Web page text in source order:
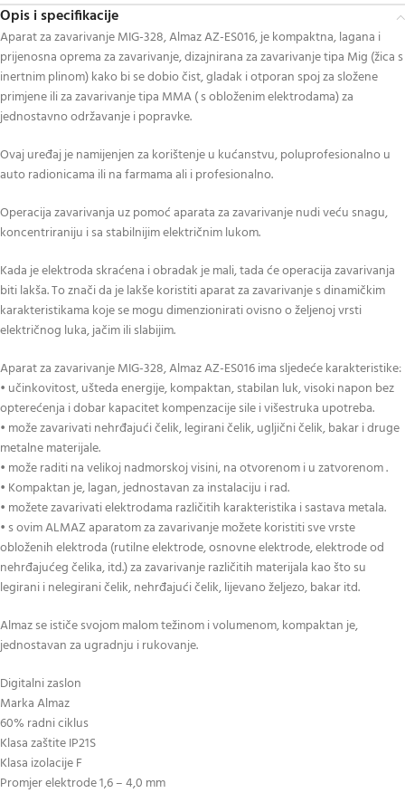
Opis i specifikacije
Aparat za zavarivanje MIG-328, Almaz AZ-ES016, je kompaktna, lagana i
prijenosna oprema za zavarivanje, dizajnirana za zavarivanje tipa Mig (žica s
inertnim plinom) kako bi se dobio čist, gladak i otporan spoj za složene
primjene ili za zavarivanje tipa MMA ( s obloženim elektrodama) za
jednostavno održavanje i popravke.
Ovaj uređaj je namijenjen za korištenje u kućanstvu, poluprofesionalno u
auto radionicama ili na farmama ali i profesionalno.
Operacija zavarivanja uz pomoć aparata za zavarivanje nudi veću snagu,
koncentriraniju i sa stabilnijim električnim lukom.
Kada je elektroda skraćena i obradak je mali, tada će operacija zavarivanja
biti lakša. To znači da je lakše koristiti aparat za zavarivanje s dinamičkim
karakteristikama koje se mogu dimenzionirati ovisno o željenoj vrsti
električnog luka, jačim ili slabijim.
Aparat za zavarivanje MIG-328, Almaz AZ-ES016 ima sljedeće karakteristike:
• učinkovitost, ušteda energije, kompaktan, stabilan luk, visoki napon bez
opterećenja i dobar kapacitet kompenzacije sile i višestruka upotreba.
• može zavarivati ​​nehrđajući čelik, legirani čelik, ugljični čelik, bakar i druge
metalne materijale.
• može raditi na velikoj nadmorskoj visini, na otvorenom i u zatvorenom .
• Kompaktan je, lagan, jednostavan za instalaciju i rad.
• možete zavarivati ​​elektrodama različitih karakteristika i sastava metala.
• s ovim ALMAZ aparatom za zavarivanje možete koristiti sve vrste
obloženih elektroda (rutilne elektrode, osnovne elektrode, elektrode od
nehrđajućeg čelika, itd.) za zavarivanje različitih materijala kao što su
legirani i nelegirani čelik, nehrđajući čelik, lijevano željezo, bakar itd.
Almaz se ističe svojom malom težinom i volumenom, kompaktan je,
jednostavan za ugradnju i rukovanje.
Digitalni zaslon
Marka Almaz
60% radni ciklus
Klasa zaštite IP21S
Klasa izolacije F
Promjer elektrode 1,6 – 4,0 mm